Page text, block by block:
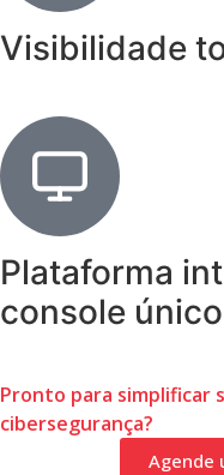
Visibilidade
Plataforma
console único
Pronto para simplificar
cibersegurança?
Agende